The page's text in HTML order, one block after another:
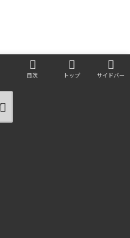
目次 トップ サイドバー